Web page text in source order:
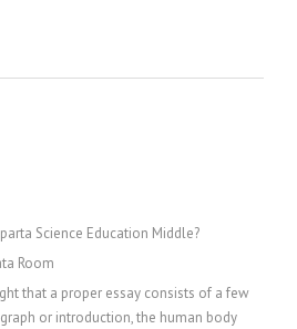
Science Education Middle?
Room
that a proper essay consists of a few
or introduction, the human body